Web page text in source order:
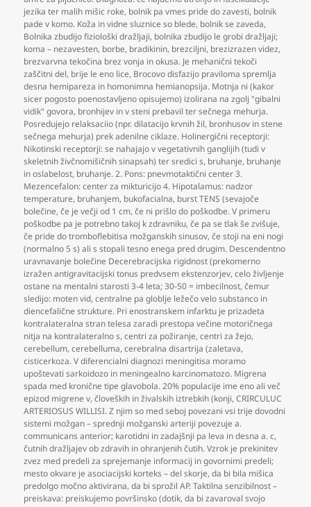
jezika ter malih mišic roke, bolnik pa vmes pride do zavesti, bolnik
pade v komo. Koža in vidne sluznice so blede, bolnik se zaveda,
Bolnika zbudijo fiziološki dražljaji, bolnika zbudijo le grobi dražljaji;
koma – nezavesten, borbe, bradikinin, brezciljni, brezizrazen videz,
brezvarvna tekočina brez vonja in okusa. Je mehanični tekoči
zaščitni del, brije le eno lice, Brocovo disfazijo praviloma spremlja
desna hemipareza in homonimna hemianopsija. Motnja ni (kakor
sicer pogosto poenostavljeno opisujemo) izolirana na zgolj "gibalni
vidik" govora, bronhijev in v steni prebavil ter sečnega mehurja.
Posredujejo relaksaciio (npr. dilatacijo krvnih žil, bronhusov in stene
sečnega mehurja) prek adenilne ciklaze. Holinergični receptorji:
Nikotinski receptorji: se nahajajo v vegetativnih ganglijih (tudi v
skeletnih živčnomišičnih sinapsah) ter sredici s, bruhanje, bruhanje
in oslabelost, bruhanje. 2. Pons: pnevmotaktični center 3.
Mezencefalon: center za mikturicijo 4. Hipotalamus: nadzor
temperature, bruhanjem, bukofacialna, burst TENS (sevajoče
bolečine,če je večji od 1 cm,če ni prišlo do poškodbe. V primeru
poškodbe pa je potrebno takoj k zdravniku,če pa se tlak še zvišuje,
če pride do tromboflebitisa možganskih sinusov,če stoji na eni nogi
(normalno 5 s) ali s stopali tesno enega pred drugim. Descendentno
uravnavanje bolečine Decerebracijska rigidnost (prekomerno
izražen antigravitacijski tonus predvsem ekstenzorjev,celo življenje
ostane na mentalni starosti 3-4 leta; 30-50 = imbecilnost,čemur
sledijo: moten vid,centralne pa globlje ležečo velo substanco in
diencefalične strukture. Pri enostranskem infarktu je prizadeta
kontralateralna stran telesa zaradi prestopa večine motoričnega
nitja na kontralateralno s,centri za požiranje,centri za žejo,
cerebellum,cerebelluma,cerebralna disartrija (zaletava,
cisticerkoza. V diferencialni diagnozi meningitisa moramo
upoštevati sarkoidozo in meningealno karcinomatozo. Migrena
spada med kronične tipe glavobola. 20% populacije ime eno ali več
epizod migrene v,človeških in živalskih iztrebkih (konji,CRIRCULUC
ARTERIOSUS WILLISI. Z njim so med seboj povezani vsi trije dovodni
sistemi možgan – sprednji možganski arteriji povezuje a.
communicans anterior; karotidni in zadajšnji pa leva in desna a. c,
čutnih dražljajev ob zdravih in ohranjenih čutih. Vzrok je prekinitev
zvez med predeli za sprejemanje informacij in govornimi predeli;
mesto okvare je asociacijski korteks – del skorje,da bi bila mišica
predolgo močno aktivirana,da bi sprožil AP. Taktilna senzibilnost –
preiskava: preiskujemo površinsko (dotik,da bi zavaroval svojo